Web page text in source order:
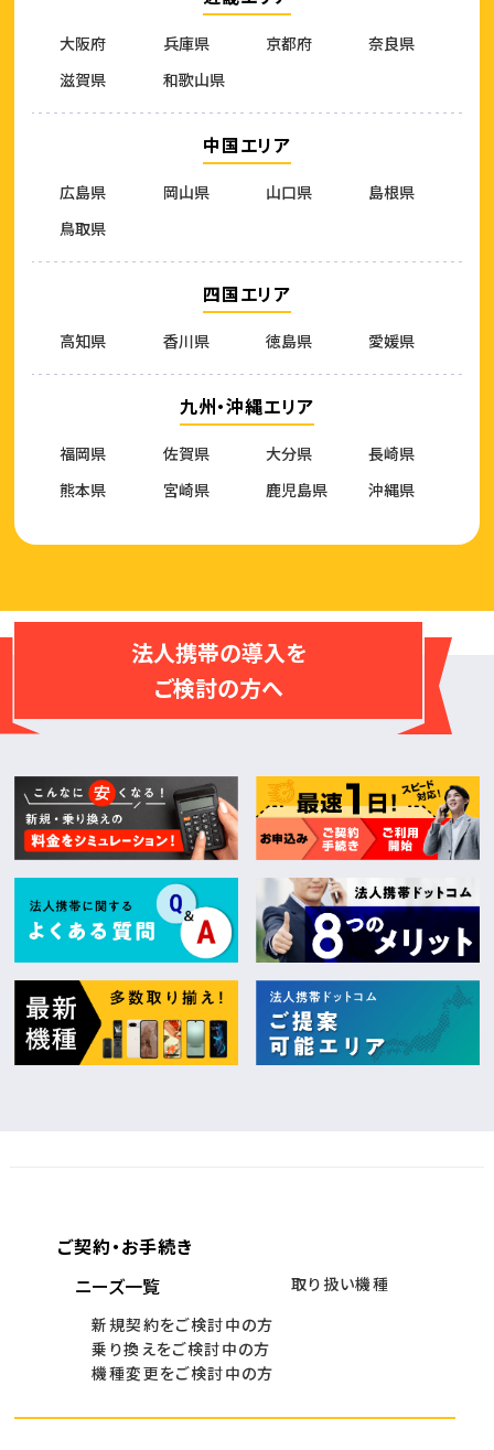
大阪府 兵庫県 京都府
奈良県
滋賀県
和歌山県
中国エリア
広島県 岡山県 山口県
島根県
鳥取県
四国エリア
高知県 香川県 徳島県 愛媛県
九州・沖縄エリア
福岡県 佐賀県 大分県
長崎県
熊本県
宮崎県 鹿児島県 沖縄県
法人携帯の導入を
ご検討の方へ
ご契約・お手続き
ニーズ一覧
新規契約をご検討中の方
乗り換えをご検討中の方
機種変更をご検討中の方
取り扱い機種